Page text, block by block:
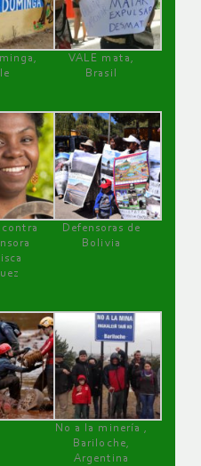
VALE mata,
Brasil
Defensoras de
Bolivia
No a la minería ,
Bariloche,
Argentina